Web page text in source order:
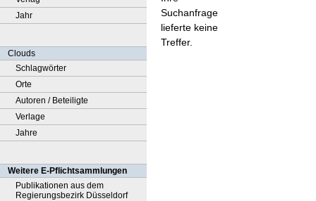
Jahr
Clouds
Schlagwörter
Orte
Autoren / Beteiligte
Verlage
Jahre
Weitere E-Pflichtsammlungen
Publikationen aus dem
Regierungsbezirk Düsseldorf
Suchanfrage
lieferte keine
Treffer.